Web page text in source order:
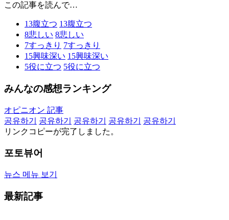
この記事を読んで…
13腹立つ 13腹立つ
8悲しい 8悲しい
7すっきり 7すっきり
15興味深い 15興味深い
5役に立つ 5役に立つ
みんなの感想ランキング
オピニオン 記事
공유하기
공유하기 공유하기 공유하기
공유하기
リンクコピーが完了しました。
포토뷰어
뉴스 메뉴 보기
最新記事